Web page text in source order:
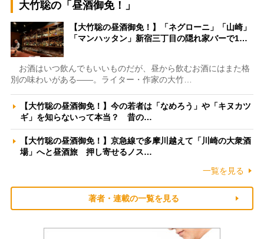
大竹聡の「昼酒御免！」
【大竹聡の昼酒御免！】「ネグローニ」「山崎」
「マンハッタン」新宿三丁目の隠れ家バーで1…
お酒はいつ飲んでもいいものだが、昼から飲むお酒にはまた格
別の味わいがある――。ライター・作家の大竹…
【大竹聡の昼酒御免！】今の若者は「なめろう」や「キヌカツ
ギ」を知らないって本当？ 昔の…
【大竹聡の昼酒御免！】京急線で多摩川越えて「川崎の大衆酒
場」へと昼酒旅 押し寄せるノス…
一覧を見る
著者・連載の一覧を見る